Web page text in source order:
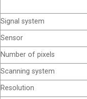
Signal system
Sensor
Number of pixels
Scanning system
Resolution